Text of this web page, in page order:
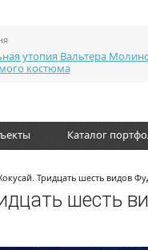
утопия Вальтера
костюма
Каталог
Тридцать шесть видов
шесть